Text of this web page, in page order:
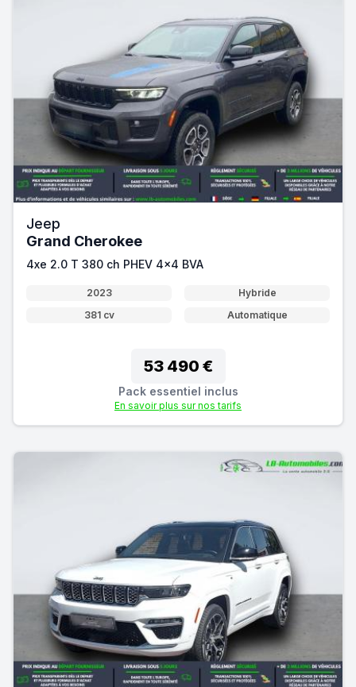
Jeep
Grand Cherokee
4xe 2.0 T 380 ch PHEV 4x4 BVA
2023
Hybride
381 cv
Automatique
53 490 €
Pack essentiel inclus
En savoir plus sur nos tarifs